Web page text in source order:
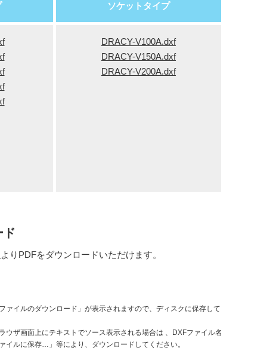
ソケットタイプ
DRACY-V100A.dxf
DRACY-V150A.dxf
DRACY-V200A.dxf
ド
よりPDFをダウンロードいただけます。
ァイルのダウンロード」が表示されますので、ディスクに保存して
ウザ画面上にテキストでソース表示される場合は 、DXFファイル名
イルに保存…」等により、ダウンロードしてください。